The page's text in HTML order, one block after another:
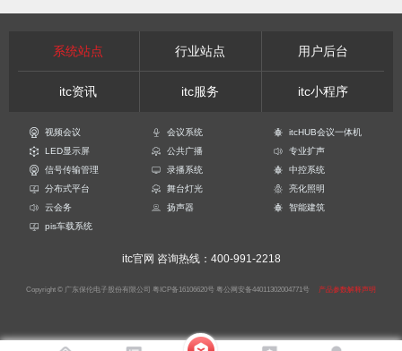
系统站点 行业站点 用户后台
itc资讯 itc服务 itc小程序
视频会议 会议系统
itcHUB会议一体机
LED显示屏
公共广播
专业扩声
信号传输管理
录播系统
中控系统
分布式平台
舞台灯光
亮化照明
云会务
扬声器
智能建筑
pis车载系统
itc官网 咨询热线：400-991-2218
Copyright © 广东保伦电子股份有限公司 粤ICP备16106620号 粤公网安备44011302004771号 产品参数解释声明